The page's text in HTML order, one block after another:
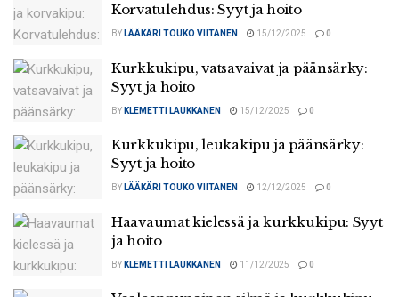
Korvatulehdus: Syyt ja hoito
BY LÄÄKÄRI TOUKO VIITANEN 15/12/2025 0
Kurkkukipu, vatsavaivat ja päänsärky:
Syyt ja hoito
BY KLEMETTI LAUKKANEN 15/12/2025 0
Kurkkukipu, leukakipu ja päänsärky:
Syyt ja hoito
BY LÄÄKÄRI TOUKO VIITANEN 12/12/2025 0
Haavaumat kielessä ja kurkkukipu: Syyt
ja hoito
BY KLEMETTI LAUKKANEN 11/12/2025 0